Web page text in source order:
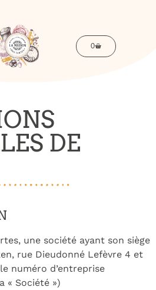
0
DE
une société ayant son siège
rue Dieudonné Lefèvre 4 et
numéro d’entreprise
« Société »)